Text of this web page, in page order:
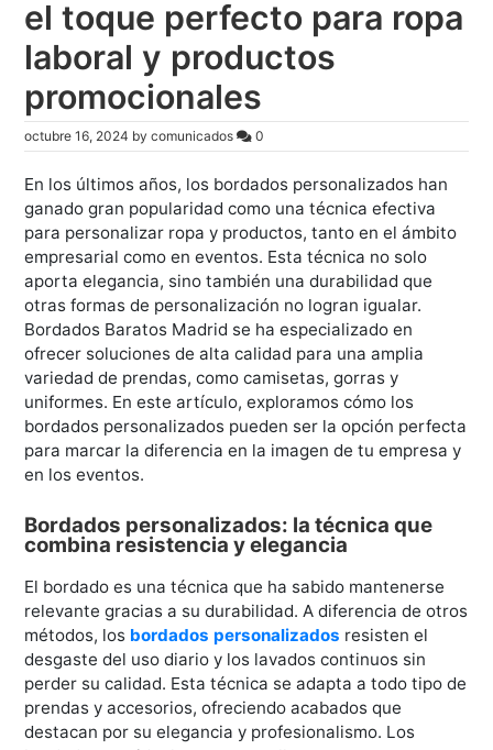
el toque perfecto para ropa
laboral y productos
promocionales
octubre 16, 2024 bycomunicados 0
En los últimos años, los bordados personalizados han
ganado gran popularidad como una técnica efectiva
para personalizar ropa y productos, tanto en el ámbito
empresarial como en eventos. Esta técnica no solo
aporta elegancia, sino también una durabilidad que
otras formas de personalización no logran igualar.
Bordados Baratos Madrid se ha especializado en
ofrecer soluciones de alta calidad para una amplia
variedad de prendas, como camisetas, gorras y
uniformes. En este artículo, exploramos cómo los
bordados personalizados pueden ser la opción perfecta
para marcar la diferencia en la imagen de tu empresa y
en los eventos.
Bordados personalizados: la técnica que
combina resistencia y elegancia
El bordado es una técnica que ha sabido mantenerse
relevante gracias a su durabilidad. A diferencia de otros
métodos, los bordados personalizados resisten el
desgaste del uso diario y los lavados continuos sin
perder su calidad. Esta técnica se adapta a todo tipo de
prendas y accesorios, ofreciendo acabados que
destacan por su elegancia y profesionalismo. Los